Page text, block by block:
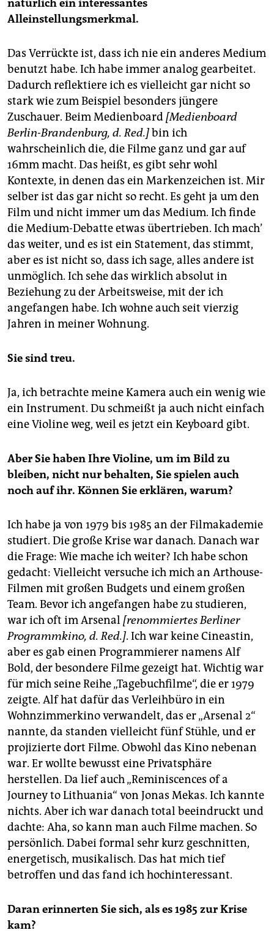
natürlich ein interessantes
Alleinstellungsmerkmal.
Das Verrückte ist, dass ich nie ein anderes Medium
benutzt habe. Ich habe immer analog gearbeitet.
Dadurch reflektiere ich es vielleicht gar nicht so
stark wie zum Beispiel besonders jüngere
Zuschauer. Beim Medienboard[Medienboard
Berlin-Brandenburg, d. Red.]bin ich
wahrscheinlich die, die Filme ganz und gar auf
16mm macht. Das heißt, es gibt sehr wohl
Kontexte, in denen das ein Markenzeichen ist. Mir
selber ist das gar nicht so recht. Es geht ja um den
Film und nicht immer um das Medium. Ich finde
die Medium-Debatte etwas übertrieben. Ich mach’
das weiter, und es ist ein Statement, das stimmt,
aber es ist nicht so, dass ich sage, alles andere ist
unmöglich. Ich sehe das wirklich absolut in
Beziehung zu der Arbeitsweise, mit der ich
angefangen habe. Ich wohne auch seit vierzig
Jahren in meiner Wohnung.
Sie sind treu.
Ja, ich betrachte meine Kamera auch ein wenig wie
ein Instrument. Du schmeißt ja auch nicht einfach
eine Violine weg, weil es jetzt ein Keyboard gibt.
Aber Sie haben Ihre Violine, um im Bild zu
bleiben, nicht nur behalten, Sie spielen auch
noch auf ihr. Können Sie erklären, warum?
Ich habe ja von 1979 bis 1985 an der Filmakademie
studiert. Die große Krise war danach. Danach war
die Frage: Wie mache ich weiter? Ich habe schon
gedacht: Vielleicht versuche ich mich an Arthouse-
Filmen mit großen Budgets und einem großen
Team. Bevor ich angefangen habe zu studieren,
war ich oft im Arsenal [renommiertes Berliner
Programmkino, d. Red.]. Ich war keine Cineastin,
aber es gab einen Programmierer namens Alf
Bold, der besondere Filme gezeigt hat. Wichtig war
für mich seine Reihe „Tagebuchfilme“, die er 1979
zeigte. Alf hat dafür das Verleihbüro in ein
Wohnzimmerkino verwandelt, das er „Arsenal 2“
nannte, da standen vielleicht fünf Stühle, und er
projizierte dort Filme. Obwohl das Kino nebenan
war. Er wollte bewusst eine Privatsphäre
herstellen. Da lief auch „Reminiscences of a
Journey to Lithuania“ von Jonas Mekas. Ich kannte
nichts. Aber ich war danach total beeindruckt und
dachte: Aha, so kann man auch Filme machen. So
persönlich. Dabei formal sehr kurz geschnitten,
energetisch, musikalisch. Das hat mich tief
betroffen und das fand ich hochinteressant.
Daran erinnerten Sie sich, als es 1985 zur Krise
kam?